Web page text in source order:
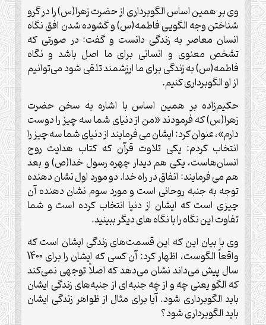
وی بر همین اساس الگوبرداری از حضرت زهرا(س) را در گرو
شناختن وجه الگویی فاطمه(س) و گشوده شدن افق نگاه
انسان معاصر به زندگی دانست و گفت: در صورتی که
تشخص معنوی و انسانی برای ما اصل باشد و نگاه
فاطمه(س) به زندگی برای ما ارزشمند تلقی شود می‌توانیم
از او الگوبرداری کنیم.
حکیم‌زاده بر همین اساس با اشاره به سخن حضرت
زهرا(س) که فرمودند «من از دنیای شما سه چیز را دوست
دارم»، عنوان کرد: ایشان می فرمایند از دنیای شما سه چیز را
انتخاب کردم: یکی تلاوت قرآن که کتاب هدایت روح
انسان‌هاست، یکی هم دیدار چهره رسول خدا(ص) و بعد
هم می فرمایند: انفاق در راه خدا. دو مورد اول نشان دهنده
توجه به جنبه روحانی است و مورد سوم نشان دهنده آن
چیزی است که ایشان از دنیا انتخاب کرده است و شما
تفاوت این نگاه را با نگاه های دیگر ببینید.
وی با بیان این که این قسمت‌های زندگی ایشان است که
واقعاً الگوست، اظهار کرد: آن کسی که ایشان را برای 1400
سال پیش می‌داند نشان می‌‌دهد که اصلاً توجهی نمی‌کند
که الگو یعنی چه و از چه جنبه‌ای از جنبه‌های زندگی ایشان
باید الگوبرداری شود. آیا برای مثال از ظواهر زندگی ایشان
باید الگوبرداری شود؟